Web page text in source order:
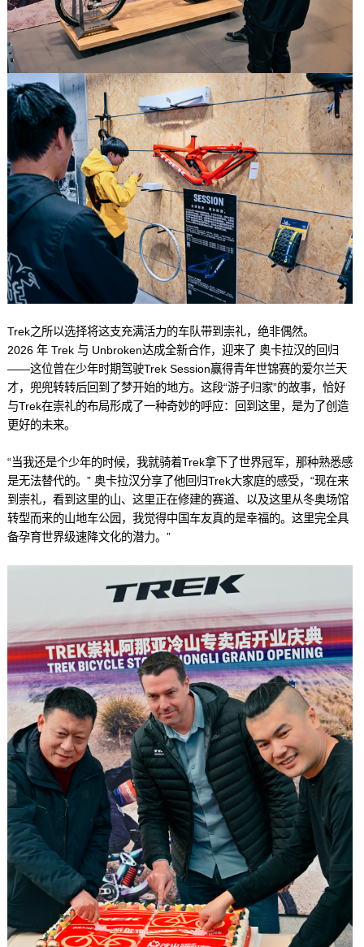
Trek之所以选择将这支充满活力的车队带到崇礼，绝非偶然。
2026 年 Trek 与 Unbroken达成全新合作，迎来了 奥卡拉汉的回归
——这位曾在少年时期驾驶Trek Session赢得青年世锦赛的爱尔兰天
才，兜兜转转后回到了梦开始的地方。这段“游子归家”的故事，恰好
与Trek在崇礼的布局形成了一种奇妙的呼应：回到这里，是为了创造
更好的未来。
“当我还是个少年的时候，我就骑着Trek拿下了世界冠军，那种熟悉感
是无法替代的。” 奥卡拉汉分享了他回归Trek大家庭的感受，“现在来
到崇礼，看到这里的山、这里正在修建的赛道、以及这里从冬奥场馆
转型而来的山地车公园，我觉得中国车友真的是幸福的。这里完全具
备孕育世界级速降文化的潜力。”